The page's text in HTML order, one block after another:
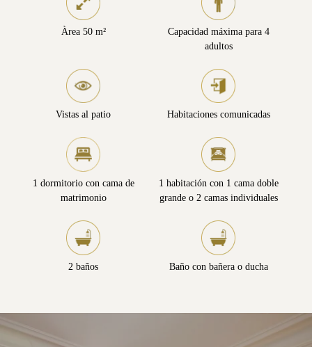
Àrea 50 m²
Capacidad máxima para 4
adultos
Vistas al patio Habitaciones comunicadas
1 dormitorio con cama de
matrimonio
1 habitación con 1 cama doble
grande o 2 camas individuales
2 baños Baño con bañera o ducha